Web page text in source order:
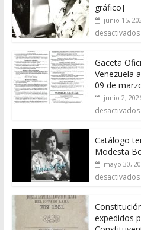
gráfico]
junio 15,
desactivados
Gaceta
Venezuela
09 de
junio 2,
desactivados
Catálogo
Modesta
mayo 30,
desactivados
expedidos